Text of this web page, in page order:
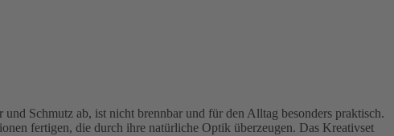
Schmutz ab, ist nicht brennbar und für den Alltag besonders praktisch.
fertigen, die durch ihre natürliche Optik überzeugen. Das Kreativset